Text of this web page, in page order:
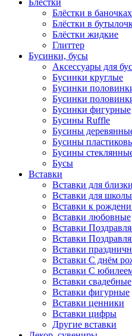
Блёстки
Блёстки в
Блёстки в
Блёстки жидкие
Глиттер
Бусинки, бусы
Аксессуары для
Бусинки круглые
Бусинки
Бусинки
Бусинки фигурные
Бусины Ruffle
Бусины
Бусины
Бусины
Бусы
Вставки
Вставки для
Вставки для школы
Вставки к
Вставки любовные
Вставки
Вставки
Вставки
Вставки С днём
Вставки С
Вставки свадебные
Вставки фигурные
Вставки ценники
Вставки цифры
Другие вставки